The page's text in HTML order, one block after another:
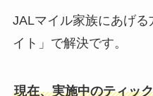
JALマイル家族にあげ
イト」で解決です。
現在、実施中のティッ